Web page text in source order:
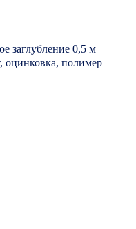
заглубление 0,5 м
оцинковка, полимер